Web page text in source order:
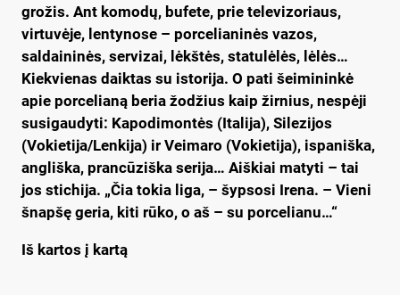
grožis. Ant komodų, bufete, prie televizoriaus,
virtuvėje, lentynose – porcelianinės vazos,
saldaininės, servizai, lėkštės, statulėlės, lėlės…
Kiekvienas daiktas su istorija. O pati šeimininkė
apie porcelianą beria žodžius kaip žirnius, nespėji
susigaudyti: Kapodimontės (Italija), Silezijos
(Vokietija/Lenkija) ir Veimaro (Vokietija), ispaniška,
angliška, prancūziška serija… Aiškiai matyti – tai
jos stichija. „Čia tokia liga, – šypsosi Irena. – Vieni
šnapšę geria, kiti rūko, o aš – su porcelianu…“
Iš kartos į kartą